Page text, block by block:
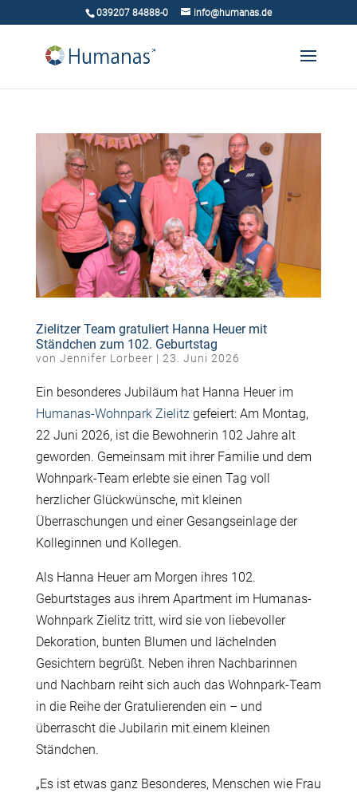
039207 84888-0 info@humanas.de
Zielitzer Team gratuliert Hanna Heuer mit
Ständchen zum 102. Geburtstag
von Jennifer Lorbeer | 23. Juni 2026
Ein besonderes Jubiläum hat Hanna Heuer im
Humanas-Wohnpark Zielitzgefeiert: Am Montag,
22 Juni 2026, ist die Bewohnerin 102 Jahre alt
geworden. Gemeinsam mit ihrer Familie und dem
Wohnpark-Team erlebte sie einen Tag voll
herzlicher Glückwünsche, mit kleinen
Überraschungen und einer Gesangseinlage der
Kolleginnen und Kollegen.
Als Hanna Heuer am Morgen ihres 102.
Geburtstages aus ihrem Apartment im Humanas-
Wohnpark Zielitz tritt, wird sie von liebevoller
Dekoration, bunten Blumen und lächelnden
Gesichtern begrüßt. Neben ihren Nachbarinnen
und Nachbarn reiht sich auch das Wohnpark-Team
in die Reihe der Gratulierenden ein – und
überrascht die Jubilarin mit einem kleinen
Ständchen.
„Es ist etwas ganz Besonderes, Menschen wie Frau